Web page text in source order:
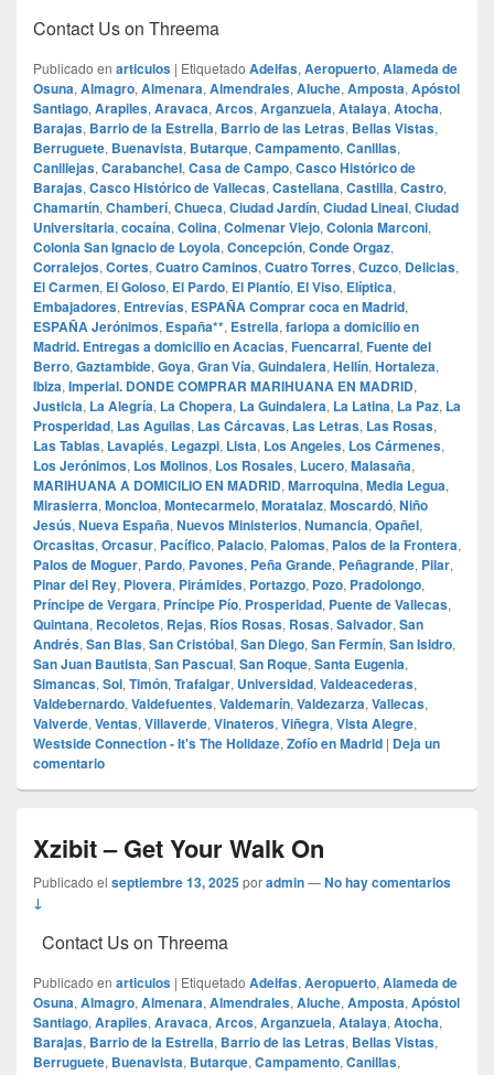
Contact Us on Threema
Publicado en articulos | Etiquetado Adelfas, Aeropuerto, Alameda de
Osuna, Almagro, Almenara, Almendrales, Aluche, Amposta, Apóstol
Santiago, Arapiles, Aravaca, Arcos, Arganzuela, Atalaya, Atocha,
Barajas, Barrio de la Estrella, Barrio de las Letras, Bellas Vistas,
Berruguete, Buenavista, Butarque, Campamento, Canillas,
Canillejas, Carabanchel, Casa de Campo, Casco Histórico de
Barajas, Casco Histórico de Vallecas, Castellana, Castilla, Castro,
Chamartín, Chamberí, Chueca, Ciudad Jardín, Ciudad Lineal, Ciudad
Universitaria, cocaína, Colina, Colmenar Viejo, Colonia Marconi,
Colonia San Ignacio de Loyola, Concepción, Conde Orgaz,
Corralejos, Cortes, Cuatro Caminos, Cuatro Torres, Cuzco, Delicias,
El Carmen, El Goloso, El Pardo, El Plantío, El Viso, Elíptica,
Embajadores, Entrevías, ESPAÑA Comprar coca en Madrid,
ESPAÑA Jerónimos, España**, Estrella, farlopa a domicilio en
Madrid. Entregas a domicilio en Acacias, Fuencarral, Fuente del
Berro, Gaztambide, Goya, Gran Vía, Guindalera, Hellín, Hortaleza,
Ibiza, Imperial. DONDE COMPRAR MARIHUANA EN MADRID,
Justicia, La Alegría, La Chopera, La Guindalera, La Latina, La Paz, La
Prosperidad, Las Aguilas, Las Cárcavas, Las Letras, Las Rosas,
Las Tablas, Lavapiés, Legazpi, Lista, Los Angeles, Los Cármenes,
Los Jerónimos, Los Molinos, Los Rosales, Lucero, Malasaña,
MARIHUANA A DOMICILIO EN MADRID, Marroquina, Media Legua,
Mirasierra, Moncloa, Montecarmelo, Moratalaz, Moscardó, Niño
Jesús, Nueva España, Nuevos Ministerios, Numancia, Opañel,
Orcasitas, Orcasur, Pacífico, Palacio, Palomas, Palos de la Frontera,
Palos de Moguer, Pardo, Pavones, Peña Grande, Peñagrande, Pilar,
Pinar del Rey, Piovera, Pirámides, Portazgo, Pozo, Pradolongo,
Príncipe de Vergara, Príncipe Pío, Prosperidad, Puente de Vallecas,
Quintana, Recoletos, Rejas, Ríos Rosas, Rosas, Salvador, San
Andrés, San Blas, San Cristóbal, San Diego, San Fermín, San Isidro,
San Juan Bautista, San Pascual, San Roque, Santa Eugenia,
Simancas, Sol, Timón, Trafalgar, Universidad, Valdeacederas,
Valdebernardo, Valdefuentes, Valdemarín, Valdezarza, Vallecas,
Valverde, Ventas, Villaverde, Vinateros, Viñegra, Vista Alegre,
Westside Connection - It's The Holidaze, Zofío en Madrid | Deja un
comentario
Xzibit – Get Your Walk On
Publicado el septiembre 13, 2025poradmin—No hay comentarios
↓
Contact Us on Threema
Publicado en articulos | Etiquetado Adelfas, Aeropuerto, Alameda de
Osuna, Almagro, Almenara, Almendrales, Aluche, Amposta, Apóstol
Santiago, Arapiles, Aravaca, Arcos, Arganzuela, Atalaya, Atocha,
Barajas, Barrio de la Estrella, Barrio de las Letras, Bellas Vistas,
Berruguete, Buenavista, Butarque, Campamento, Canillas,